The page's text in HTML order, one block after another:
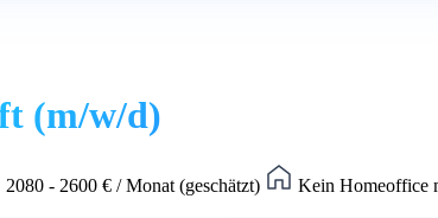
(m/w/d)
2080 - 2600 € / Monat (geschätzt)
Kein Homeoffice